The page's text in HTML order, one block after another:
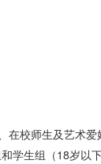
在校师生及艺术爱
学生组（18岁以下